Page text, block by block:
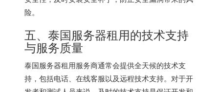
险。
五、泰国服务器租用的技术支持
与服务质量
泰国服务器租用服务商通常会提供全天候的技术支
持，包括电话、在线客服以及远程技术支持。对于开